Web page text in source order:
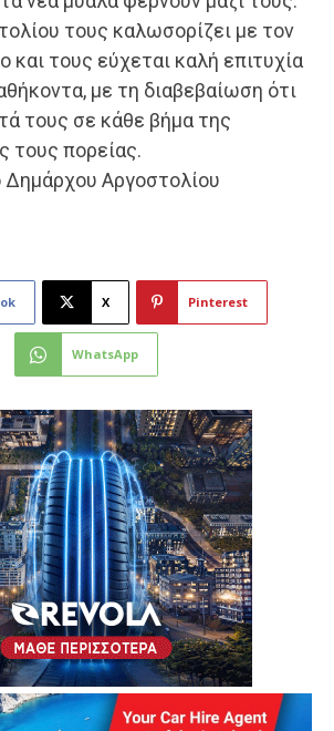
τους καλωσορίζει με τον
και τους εύχεται καλή επιτυχία
με τη διαβεβαίωση ότι
τους σε κάθε βήμα της
τους πορείας.
Δημάρχου Αργοστολίου
X Pinterest
WhatsApp